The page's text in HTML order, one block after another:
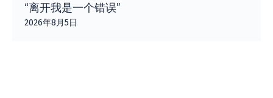
“离开我是一个错误”
2026年8月5日